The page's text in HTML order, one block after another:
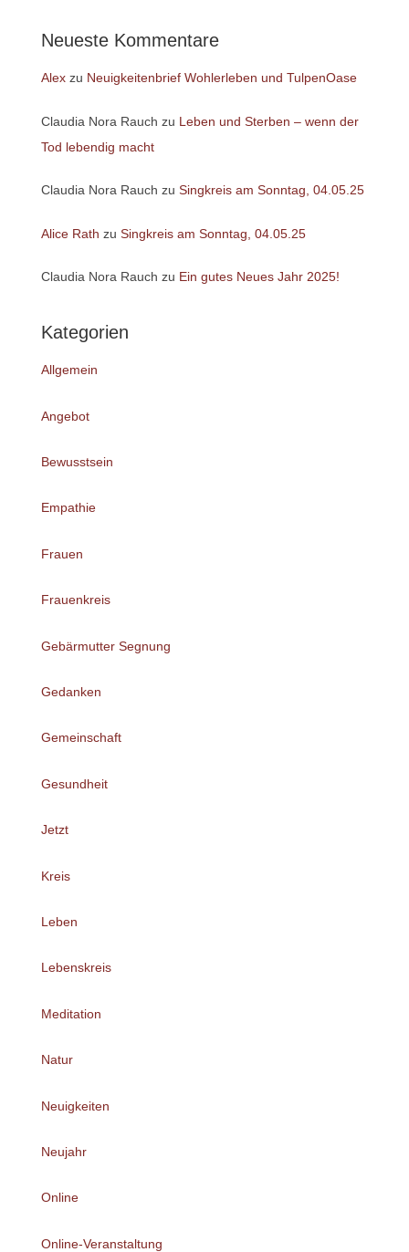
Neueste Kommentare
Alexzu Neuigkeitenbrief Wohlerleben und TulpenOase
Claudia Nora Rauch zu Leben und Sterben – wenn der
Tod lebendig macht
Claudia Nora Rauch zu Singkreis am Sonntag, 04.05.25
Alice Rath zu Singkreis am Sonntag, 04.05.25
Claudia Nora Rauch zu Ein gutes Neues Jahr 2025!
Kategorien
Allgemein
Angebot
Bewusstsein
Empathie
Frauen
Frauenkreis
Gebärmutter Segnung
Gedanken
Gemeinschaft
Gesundheit
Jetzt
Kreis
Leben
Lebenskreis
Meditation
Natur
Neuigkeiten
Neujahr
Online
Online-Veranstaltung